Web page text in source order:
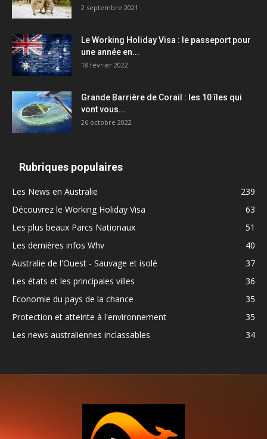
2 septembre 2021
Le Working Holiday Visa : le passeport pour
une année en...
18 février 2022
Grande Barrière de Corail : les 10 îles qui
vont vous...
26 octobre 2022
Rubriques populaires
Les News en Australie
239
Découvrez le Working Holiday Visa
63
Les plus beaux Parcs Nationaux
51
Les dernières infos Whv
40
Australie de l'Ouest - Sauvage et isolé
37
Les états et les principales villes
36
Economie du pays de la chance
35
Protection et atteinte à l'environnement
35
Les news australiennes inclassables
34